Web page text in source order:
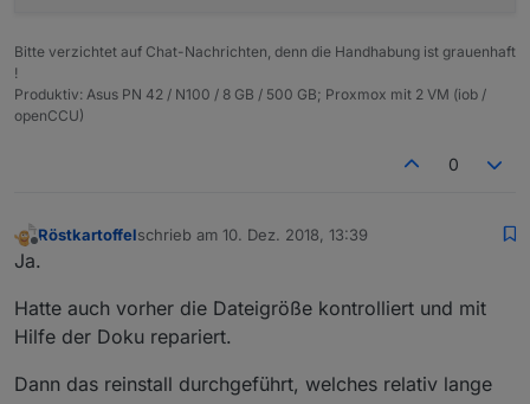
Bitte verzichtet auf Chat-Nachrichten, denn die Handhabung ist grauenhaft
!
Produktiv: Asus PN 42 / N100 / 8 GB / 500 GB; Proxmox mit 2 VM (iob /
openCCU)
0
Röstkartoffelschrieb am 10. Dez. 2018, 13:39
zuletzt editiert von
Ja.
Hatte auch vorher die Dateigröße kontrolliert und mit
Hilfe der Doku repariert.
Dann das reinstall durchgeführt, welches relativ lange